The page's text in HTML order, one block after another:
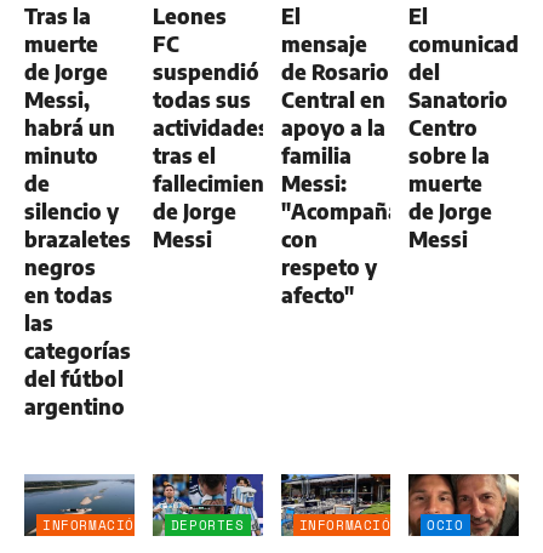
Tras la
muerte
de Jorge
Messi,
habrá un
minuto
de
silencio y
brazaletes
negros
en todas
las
categorías
del fútbol
argentino
Leones
FC
suspendió
todas sus
actividades
tras el
fallecimiento
de Jorge
Messi
El
mensaje
de Rosario
Central en
apoyo a la
familia
Messi:
"Acompañamos
con
respeto y
afecto"
El
comunicado
del
Sanatorio
Centro
sobre la
muerte
de Jorge
Messi
INFORMACIÓN
DEPORTES
INFORMACIÓN
OCIO